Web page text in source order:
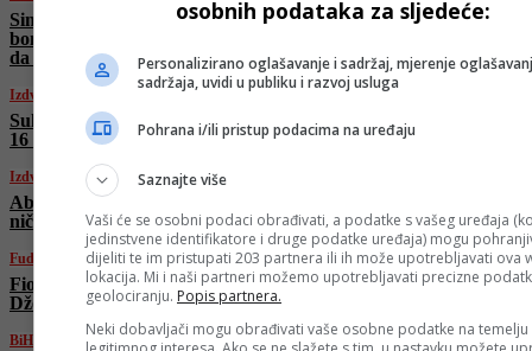
Simbol hrabrosti i otpornosti: Dok Izraelci
bombarduju iranski zvaničnici izašli na ulice
da pokažu da se ne boje
Izdvojeno
Sukob Izraela i Irana na nebu iznad Sirije, F-
16 u akciji protiv Shaheda
Izdvojeno
Abbas Araghchi u Ženevi: “Izrael pokrenuo
ničim izazvanu agresiju na Iran”
Fudbal
Fiorentina će tek u julu zvanično predstaviti
Džeku: Italijani otkrili razlog
BiH
osobnih podataka za sljedeće:
Personalizirano oglašavanje i sadržaj, mjerenje
sadržaja, uvidi u publiku i razvoj usluga
Pohrana i/ili pristup podacima na uređaju
Saznajte više
Vaši će se osobni podaci obrađivati, a podatke s vašeg uređaja
jedinstvene identifikatore i druge podatke uređaja) mogu
dijeliti te im pristupati 203 partnera ili ih može upotrebljavati ova
lokacija. Mi i naši partneri možemo upotrebljavati precizne
geolociranju. Popis partnera.
Neki dobavljači mogu obrađivati vaše osobne podatke na temelju